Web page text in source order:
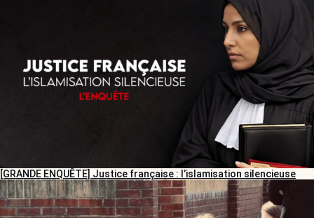
[GRANDE ENQUÊTE] Justice française : l’islamisation silencieuse